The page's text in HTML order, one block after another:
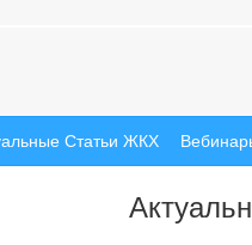
Статьи ЖКХ